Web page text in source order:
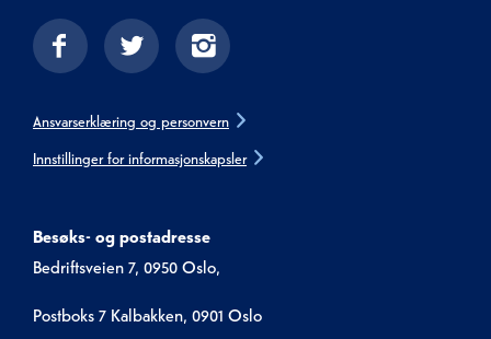
Ansvarserklæring og personvern
Innstillinger for informasjonskapsler
Besøks- og postadresse
Bedriftsveien 7, 0950 Oslo,
Postboks 7 Kalbakken, 0901 Oslo